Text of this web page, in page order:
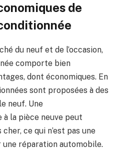
de
du neuf et de l’occasion,
comporte bien
dont économiques. En
sont proposées à des
neuf. Une
la pièce neuve peut
ce qui n’est pas une
réparation automobile.